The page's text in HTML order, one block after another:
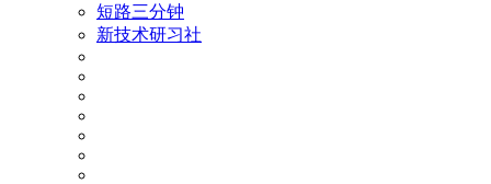
短路三分钟
新技术研习社